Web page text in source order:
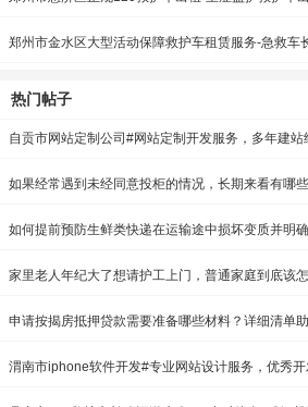
郑州市金水区大型活动保障救护车租赁服务-急救车
热门帖子
自贡市网站定制公司#网站定制开发服务，多年建站
如果经常遇到未经同意投柜的情况，长期来看有哪
如何提前预防生鲜类快递在运输途中损坏变质并明
家里老人年纪大了想请护工上门，普通家庭到底该
申请按揭房抵押贷款需要准备哪些材料？详细清单
渭南市iphone软件开发#专业网站设计服务，优秀开